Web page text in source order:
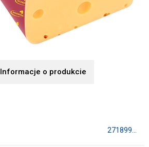
Informacje o produkcie
271899…